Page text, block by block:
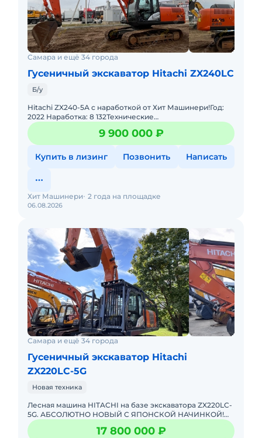
Самара и ещё 34 города
Гусеничный экскаватор Hitachi ZX240LC
Б/у
Hitachi ZX240-5А с наработкой от Хит Машинери!Год:
2022 Наработка: 8 132Технические
характеристики:Рабочий объем двигателя: 5193
cм3Мощность: 133 кВТДвигатель:
9 900 000 ₽
Купить в лизинг Позвонить Написать
06.08.2026
Хит Машинери 2 года на площадке
Самара и ещё 34 города
Гусеничный экскаватор Hitachi
ZX220LC-5G
Новая техника
Лесная машина HITACHI на базе экскаватора ZX220LC-
5G. АБСОЛЮТНО НОВЫЙ С ЯПОНСКОЙ НАЧИНКОЙ!
Комфортная кабина с эргономичным управлением и
низкий уровень шум17 800 000 ₽